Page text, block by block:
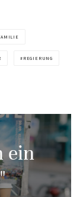
REGIERUNG
ein